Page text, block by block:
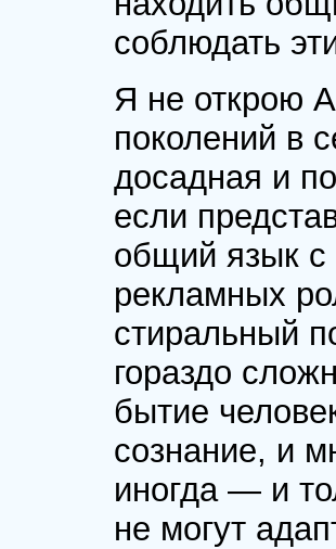
соблюдать
Я не открою
поколений в
досадная и
если
общий язык с
рекламных
стиральный
гораздо
бытие
сознание, и
иногда — и
не могут